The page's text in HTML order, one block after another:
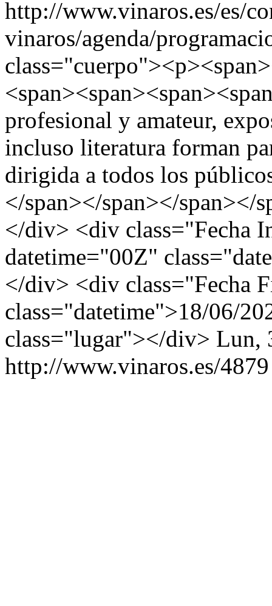
http://www.vinaros.es/es/
vinaros/agenda/
profesional y amateur,
incluso literatura forman
dirigida a todos los
</span></span></span></
</div> <div class="Fecha
datetime="00Z"
</div> <div class="Fecha
class="datetime">18/06/
class="lugar"></div> Lun,
http://www.vinaros.es/4879